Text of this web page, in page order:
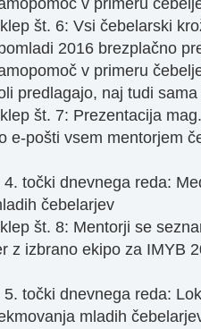
v primeru
št. 6: Vsi čebelarski
2016 brezplačno
v primeru
predlagajo, naj tudi
št. 7: Prezentacija
e-pošti vsem mentorjem
4. točki dnevnega reda:
čebelarjev
št. 8: Mentorji se
z izbrano ekipo za IMYB
5. točki dnevnega reda:
mladih